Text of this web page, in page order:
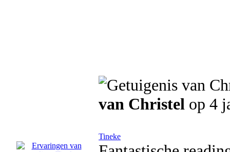
van Christel op 4
Tineke